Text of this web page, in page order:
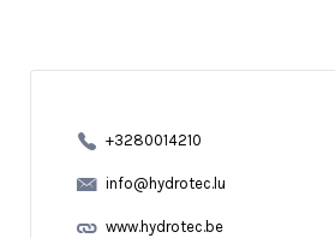
+3280014210
info@hydrotec.lu
www.hydrotec.be